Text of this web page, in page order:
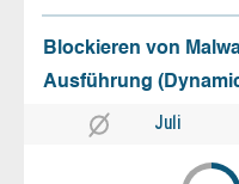
Blockieren von
Ausführung
Juli